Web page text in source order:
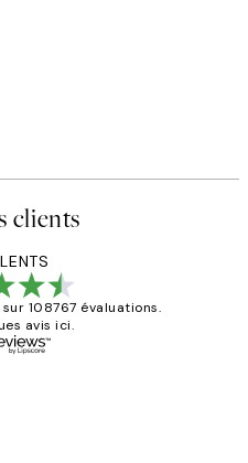
clients
sur 108767 évaluations.
avis ici.